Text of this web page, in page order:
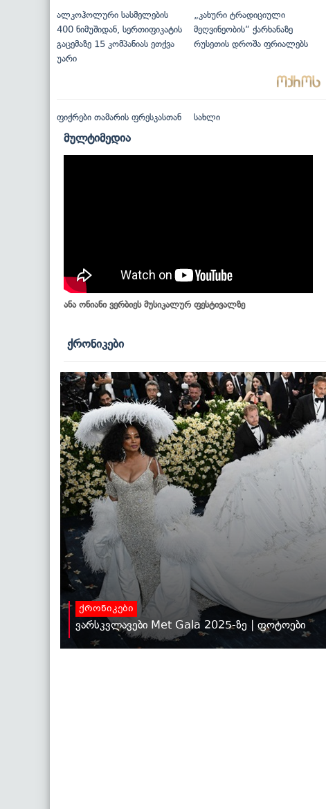
ალკოჰოლური სასმელების
400 ნიმუშიდან, სერთიფიკატის
გაცემაზე 15 კომპანიას ეთქვა
უარი
„კახური ტრადიციული
მეღვინეობის“ ქარხანაზე
რუსეთის დროშა ფრიალებს
ფიქრები თამარის ფრესკასთან სახლი
მულტიმედია
ანა ონიანი ვერბიეს მუსიკალურ ფესტივალზე
ქრონიკები
ქრონიკები
ვარსკვლავები Met Gala 2025-ზე | ფოტოები